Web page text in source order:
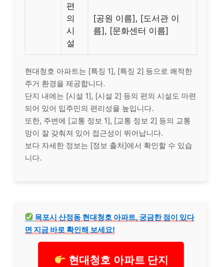
편
의
시
설
[공원 이름], [도서관 이
름], [문화센터 이름]
현대청호 아파트는 [특징 1], [특징 2] 등으로 쾌적한
주거 환경을 제공합니다.
단지 내에는 [시설 1], [시설 2] 등의 편의 시설도 마련
되어 있어 입주민의 편리성을 높입니다.
또한, 주변에 [교통 정보 1], [교통 정보 2] 등의 교통
망이 잘 갖춰져 있어 접근성이 뛰어납니다.
보다 자세한 정보는 [정보 출처]에서 확인할 수 있습
니다.
목포시 산정동 현대청호 아파트, 궁금한 점이 있다
면 지금 바로 확인해 보세요!
현대청호 아파트 단지